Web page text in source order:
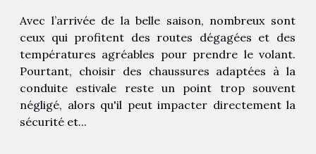
Avec l’arrivée de la belle saison, nombreux sont
ceux qui profitent des routes dégagées et des
températures agréables pour prendre le volant.
Pourtant, choisir des chaussures adaptées à la
conduite estivale reste un point trop souvent
négligé, alors qu'il peut impacter directement la
sécurité et...